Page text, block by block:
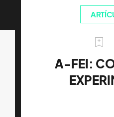
A-FEI: